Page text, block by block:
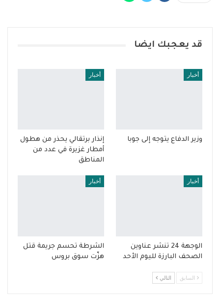
قد يعجبك ايضا
أخبار
وزير الدفاع يتوجه إلى جوبا
أخبار
إنذار برتقالي يحذر من هطول
أمطار غزيرة في عدد من
المناطق
أخبار
الوجهة 24 تنشر عناوين
الصحف البارزة لليوم الأحد
أخبار
الشرطة تحسم جريمة قتل
هزّت سوق بروس
السابق التالي